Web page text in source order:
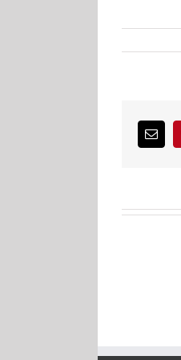
Pinterest
Email